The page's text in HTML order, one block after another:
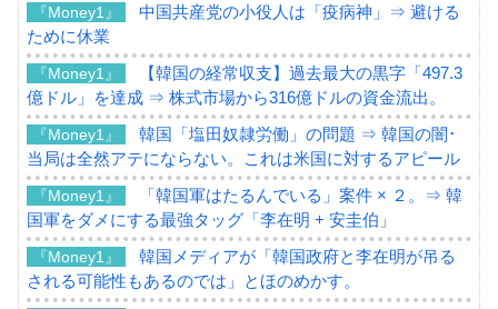
『Money1』
中国共産党の小役人は「疫病神」⇒ 避ける
ために休業
『Money1』
【韓国の経常収支】過去最大の黒字「497.3
億ドル」を達成 ⇒ 株式市場から316億ドルの資金流出。
『Money1』
韓国「塩田奴隷労働」の問題 ⇒ 韓国の闇･
当局は全然アテにならない。これは米国に対するアピール
『Money1』
「韓国軍はたるんでいる」案件 × ２。⇒ 韓
国軍をダメにする最強タッグ「李在明 + 安圭伯」
『Money1』
韓国メディアが「韓国政府と李在明が吊る
される可能性もあるのでは」とほのめかす。